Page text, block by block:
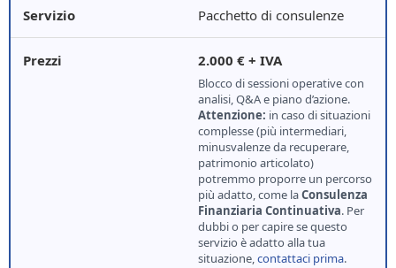
Pacchetto di consulenze
2.000 € + IVA
Blocco di sessioni operative con
analisi, Q&A e piano d’azione.
Attenzione: in caso di situazioni
complesse (più intermediari,
minusvalenze da recuperare,
patrimonio articolato)
potremmo proporre un percorso
più adatto, come laConsulenza
Finanziaria Continuativa. Per
dubbi o per capire se questo
servizio è adatto alla tua
situazione,contattaci prima.